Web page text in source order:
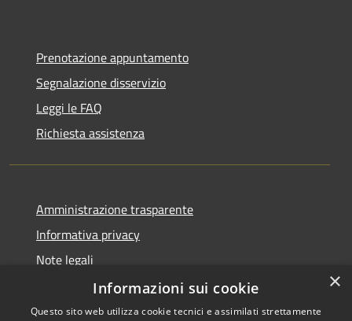
Prenotazione appuntamento
Segnalazione disservizio
Leggi le FAQ
Richiesta assistenza
Amministrazione trasparente
Informativa privacy
Note legali
Dichiarazione di accessibilità
×
Informazioni sui cookie
Questo sito web utilizza cookie tecnici e assimilati strettamente